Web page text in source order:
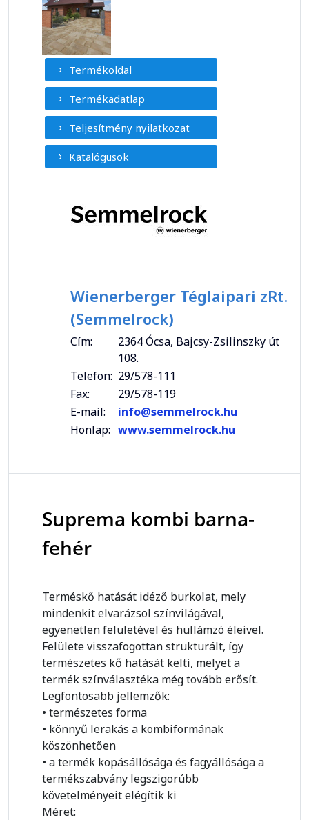
Termékoldal
Termékadatlap
Teljesítmény nyilatkozat
Katalógusok
Wienerberger Téglaipari zRt.
(Semmelrock)
Cím:
2364 Ócsa, Bajcsy-Zsilinszky út
108.
Telefon: 29/578-111
Fax:
29/578-119
E-mail:
info@semmelrock.hu
Honlap: www.semmelrock.hu
Suprema kombi barna-
fehér
Terméskő hatását idéző burkolat, mely
mindenkit elvarázsol színvilágával,
egyenetlen felületével és hullámzó éleivel.
Felülete visszafogottan strukturált, így
természetes kő hatását kelti, melyet a
termék színválasztéka még tovább erősít.
Legfontosabb jellemzők:
• természetes forma
• könnyű lerakás a kombiformának
köszönhetően
• a termék kopásállósága és fagyállósága a
termékszabvány legszigorúbb
követelményeit elégítik ki
Méret: